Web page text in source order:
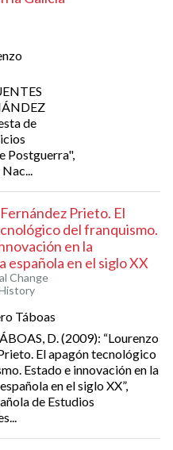
de
Postguerra",
Prieto. El
del franquismo.
en la
española en el siglo XX
Change
Táboas
D. (2009): “Lourenzo
El apagón tecnológico
Estado e innovación en la
en el siglo XX”,
de Estudios